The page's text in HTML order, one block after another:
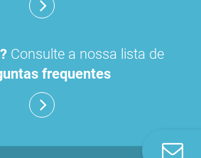
Consulte a nossa lista de
frequentes